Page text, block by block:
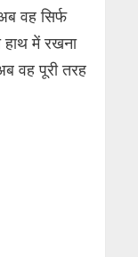
वह सिर्फ
हाथ में रखना
वह पूरी तरह